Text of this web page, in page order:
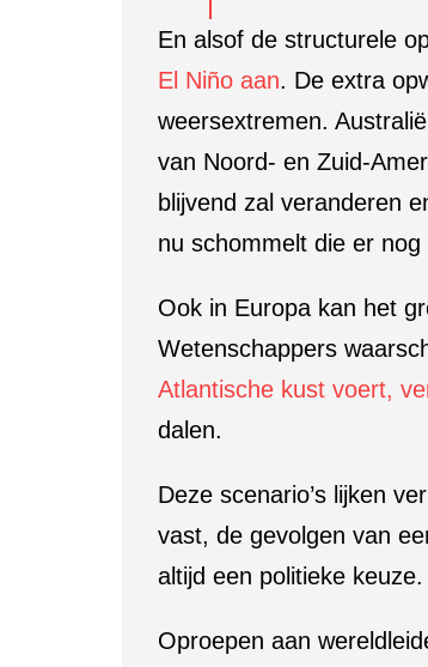
En alsof de structurele
El Niño aan. De extra
weersextremen.
van Noord- en Zuid-
blijvend zal veranderen
nu schommelt die er nog
Ook in Europa kan het
Wetenschappers
Atlantische kust voert,
dalen.
Deze scenario’s lijken
vast, de gevolgen van
altijd een politieke keuze.
Oproepen aan